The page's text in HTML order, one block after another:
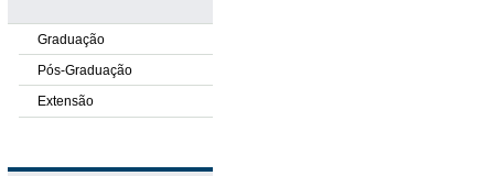
Graduação
Pós-Graduação
Extensão